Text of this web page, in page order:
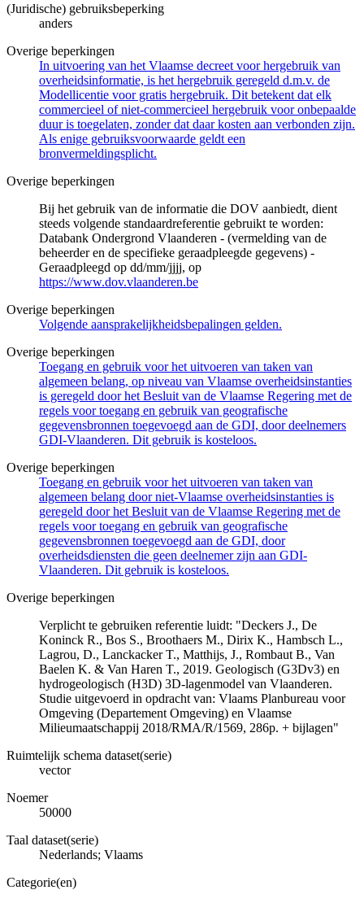
(Juridische) gebruiksbeperking
anders
Overige beperkingen
In uitvoering van het Vlaamse decreet voor hergebruik van
overheidsinformatie, is het hergebruik geregeld d.m.v. de
Modellicentie voor gratis hergebruik. Dit betekent dat elk
commercieel of niet-commercieel hergebruik voor onbepaalde
duur is toegelaten, zonder dat daar kosten aan verbonden zijn.
Als enige gebruiksvoorwaarde geldt een
bronvermeldingsplicht.
Overige beperkingen
Bij het gebruik van de informatie die DOV aanbiedt, dient
steeds volgende standaardreferentie gebruikt te worden:
Databank Ondergrond Vlaanderen - (vermelding van de
beheerder en de specifieke geraadpleegde gegevens) -
Geraadpleegd op dd/mm/jjjj, op
https://www.dov.vlaanderen.be
Overige beperkingen
Volgende aansprakelijkheidsbepalingen gelden.
Overige beperkingen
Toegang en gebruik voor het uitvoeren van taken van
algemeen belang, op niveau van Vlaamse overheidsinstanties
is geregeld door het Besluit van de Vlaamse Regering met de
regels voor toegang en gebruik van geografische
gegevensbronnen toegevoegd aan de GDI, door deelnemers
GDI-Vlaanderen. Dit gebruik is kosteloos.
Overige beperkingen
Toegang en gebruik voor het uitvoeren van taken van
algemeen belang door niet-Vlaamse overheidsinstanties is
geregeld door het Besluit van de Vlaamse Regering met de
regels voor toegang en gebruik van geografische
gegevensbronnen toegevoegd aan de GDI, door
overheidsdiensten die geen deelnemer zijn aan GDI-
Vlaanderen. Dit gebruik is kosteloos.
Overige beperkingen
Verplicht te gebruiken referentie luidt: "Deckers J., De
Koninck R., Bos S., Broothaers M., Dirix K., Hambsch L.,
Lagrou, D., Lanckacker T., Matthijs, J., Rombaut B., Van
Baelen K. & Van Haren T., 2019. Geologisch (G3Dv3) en
hydrogeologisch (H3D) 3D-lagenmodel van Vlaanderen.
Studie uitgevoerd in opdracht van: Vlaams Planbureau voor
Omgeving (Departement Omgeving) en Vlaamse
Milieumaatschappij 2018/RMA/R/1569, 286p. + bijlagen"
Ruimtelijk schema dataset(serie)
vector
Noemer
50000
Taal dataset(serie)
Nederlands; Vlaams
Categorie(en)